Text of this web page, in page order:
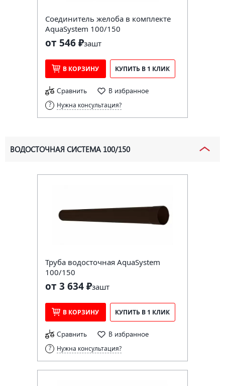
Соединитель желоба в комплекте
AquaSystem 100/150
от 546 ₽зашт
В КОРЗИНУ КУПИТЬ В 1 КЛИК
Сравнить В избранное
Нужна консультация?
ВОДОСТОЧНАЯ СИСТЕМА 100/150
Труба водосточная AquaSystem
100/150
от 3 634 ₽зашт
В КОРЗИНУ КУПИТЬ В 1 КЛИК
Сравнить В избранное
Нужна консультация?